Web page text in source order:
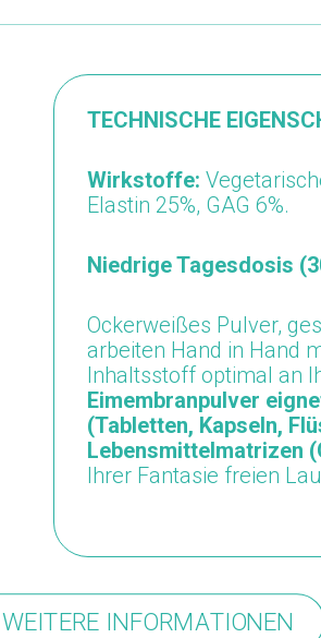
TECHNISCHE
Wirkstoffe:
Elastin 25%, GAG 6%.
Niedrige Tagesdosis
Ockerweißes Pulver,
arbeiten Hand in Hand
Inhaltsstoff optimal an
Eimembranpulver
(Tabletten, Kapseln,
Lebensmittelmatrizen
Ihrer Fantasie freien
WEITERE INFORMATIONEN